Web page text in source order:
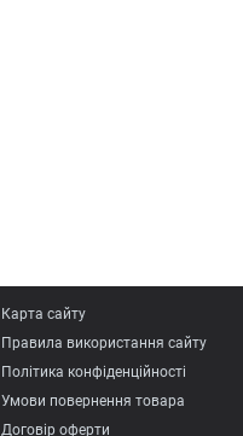
Карта сайту
Правила використання сайту
Політика конфіденційності
Умови повернення товарa
Договір оферти